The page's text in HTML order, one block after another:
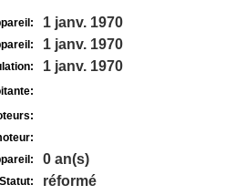
1 janv. 1970
1 janv. 1970
1 janv. 1970
0 an(s)
Statut: réformé